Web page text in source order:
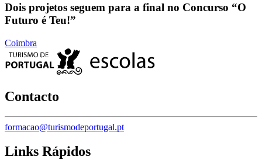
Dois projetos seguem para a final no Concurso “O
Futuro é Teu!”
Coimbra
Contacto
formacao@turismodeportugal.pt
Links Rápidos